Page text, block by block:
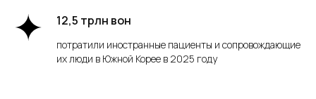
12,5 трлн вон
потратили иностранные пациенты и сопровождающие
их люди в Южной Корее в 2025 году